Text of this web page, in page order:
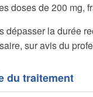
doses de 200 mg,
dépasser la durée
sur avis du
du traitement